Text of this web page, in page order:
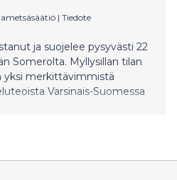
| Tiedote
ja suojelee pysyvästi 22
Somerolta. Myllysillan tilan
yksi merkittävimmistä
Varsinais-Suomessa